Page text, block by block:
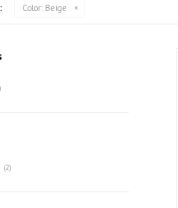
Color: Beige
(2)